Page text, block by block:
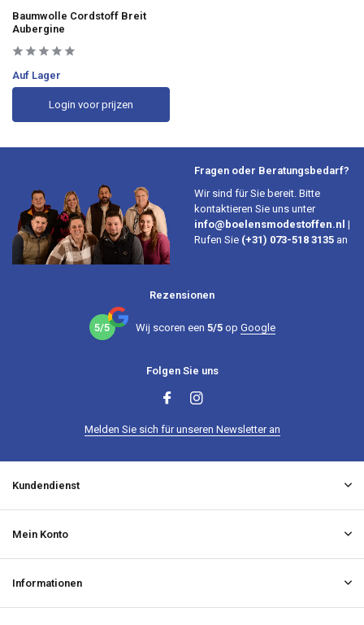
Baumwolle Cordstoff Breit
Aubergine
Auf Lager
Login voor prijzen
Fragen oder Beratungsbedarf?
Wir sind für Sie bereit. Bitte
kontaktieren Sie uns unter
info@boelensmodestoffen.nl |
Rufen Sie (+31) 073-518 3135 an
Rezensionen
5/5 Wij scoren een 5/5op Google
Folgen Sie uns
Melden Sie sich für unseren Newsletter an
Kundendienst
Mein Konto
Informationen